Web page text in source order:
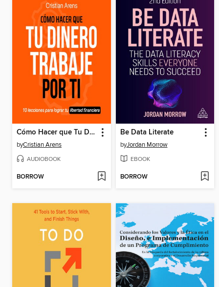
Cómo Hacer que Tu Dinero Trabaje Por Ti
byCristian Arens
AUDIOBOOK
BORROW
Be Data Literate
byJordan Morrow
EBOOK
BORROW